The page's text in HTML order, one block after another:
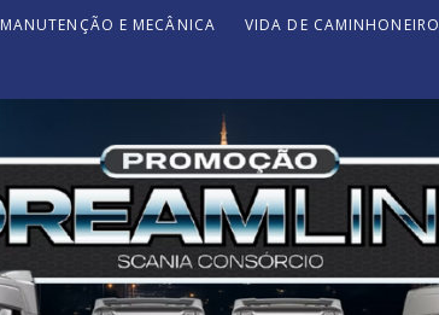
MANUTENÇÃO E MECÂNICA VIDA DE CAMINHONEIRO